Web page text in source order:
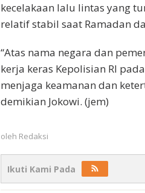
kecelakaan lalu lintas yang
relatif stabil saat Ramadan
“Atas nama negara dan
kerja keras Kepolisian RI
menjaga keamanan dan
demikian Jokowi. (jem)
oleh Redaksi
Ikuti Kami Pada